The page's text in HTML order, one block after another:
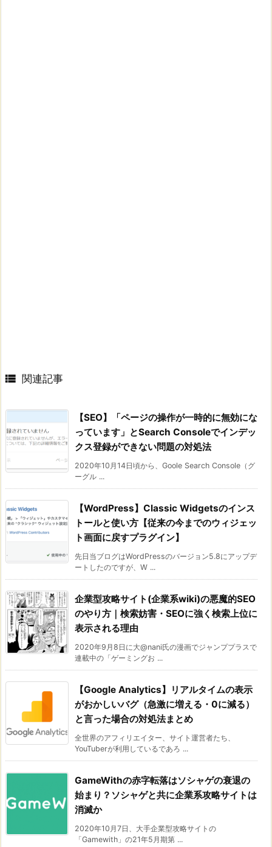
 関連記事
【SEO】「ページの操作が一時的に無効にな
っています」とSearch Consoleでインデッ
クス登録ができない問題の対処法
2020年10月14日頃から、Goole Search Console（グ
ーグル ...
【WordPress】Classic Widgetsのインス
トールと使い方【従来の今までのウィジェッ
ト画面に戻すプラグイン】
先日当ブログはWordPressのバージョン5.8にアップデ
ートしたのですが、W ...
企業型攻略サイト(企業系wiki)の悪魔的SEO
のやり方｜検索妨害・SEOに強く検索上位に
表示される理由
2020年9月8日に大@nani氏の漫画でジャンププラスで
連載中の「ゲーミングお ...
【Google Analytics】リアルタイムの表示
がおかしいバグ（急激に増える・0に減る）
と言った場合の対処法まとめ
全世界のアフィリエイター、サイト運営者たち、
YouTuberが利用しているであろ ...
GameWithの赤字転落はソシャゲの衰退の
始まり？ソシャゲと共に企業系攻略サイトは
消滅か
2020年10月7日、大手企業型攻略サイトの
「Gamewith」の21年5月期第 ...